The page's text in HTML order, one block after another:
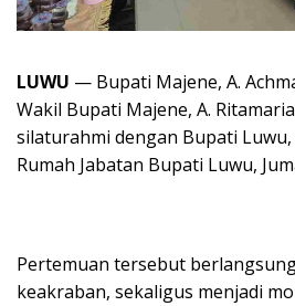
LUWU — Bupati Majene, A.
Wakil Bupati Majene, A.
silaturahmi dengan Bupati
Rumah Jabatan Bupati Luwu,
Pertemuan tersebut
keakraban, sekaligus menjadi